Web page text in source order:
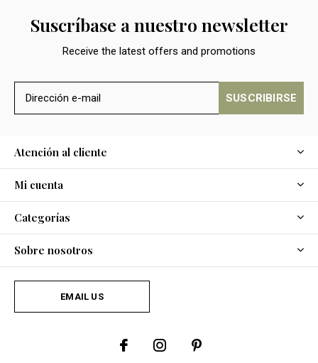
Suscríbase a nuestro newsletter
Receive the latest offers and promotions
SUSCRIBIRSE
Atención al cliente
Mi cuenta
Categorías
Sobre nosotros
EMAIL US